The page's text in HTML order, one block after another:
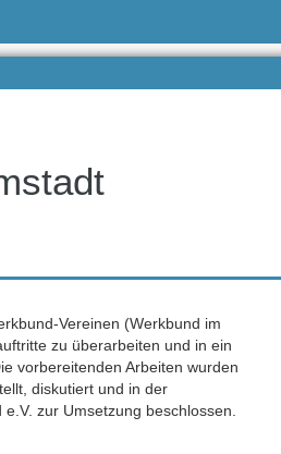
Vereinen (Werkbund im
zu überarbeiten und in ein
vorbereitenden Arbeiten wurden
diskutiert und in der
zur Umsetzung beschlossen.